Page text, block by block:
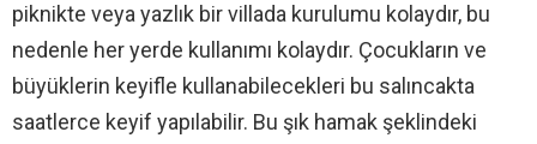
piknikte veya yazlık bir villada kurulumu kolaydır, bu
nedenle her yerde kullanımı kolaydır. Çocukların ve
büyüklerin keyifle kullanabilecekleri bu salıncakta
saatlerce keyif yapılabilir. Bu şık hamak şeklindeki